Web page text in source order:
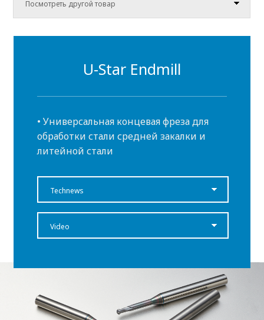
Посмотреть другой товар
U-Star Endmill
• Универсальная концевая фреза для
обработки стали средней закалки и
литейной стали
Technews
Video